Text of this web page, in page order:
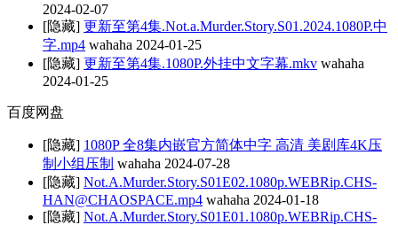
2024-02-07
[隐藏] 更新至第4集.Not.a.Murder.Story.S01.2024.1080P.中
字.mp4 wahaha 2024-01-25
[隐藏] 更新至第4集.1080P.外挂中文字幕.mkv wahaha
2024-01-25
百度网盘
[隐藏] 1080P 全8集内嵌官方简体中字 高清 美剧库4K压
制小组压制 wahaha 2024-07-28
[隐藏] Not.A.Murder.Story.S01E02.1080p.WEBRip.CHS-
HAN@CHAOSPACE.mp4 wahaha 2024-01-18
[隐藏] Not.A.Murder.Story.S01E01.1080p.WEBRip.CHS-